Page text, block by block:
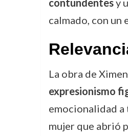
contundentesy
calmado, con un
La obra de
expresionismo
emocionalidad a
mujer que abrió